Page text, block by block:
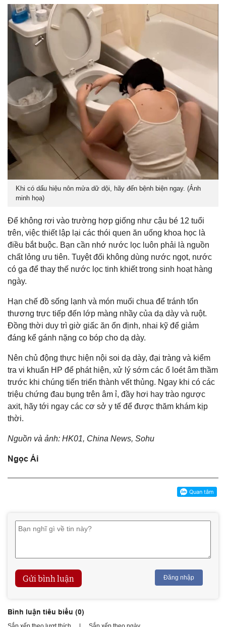
Khi có dấu hiệu nôn mửa dữ dội, hãy đến bệnh biện ngay. (Ảnh
minh họa)
Để không rơi vào trường hợp giống như cậu bé 12 tuổi
trên, việc thiết lập lại các thói quen ăn uống khoa học là
điều bắt buộc. Bạn cần nhớ nước lọc luôn phải là nguồn
chất lỏng ưu tiên. Tuyệt đối không dùng nước ngọt, nước
có ga để thay thế nước lọc tinh khiết trong sinh hoạt hàng
ngày.
Hạn chế đồ sống lạnh và món muối chua để tránh tổn
thương trực tiếp đến lớp màng nhầy của dạ dày và ruột.
Đồng thời duy trì giờ giấc ăn ổn định, nhai kỹ để giảm
đáng kể gánh nặng co bóp cho dạ dày.
Nên chủ động thực hiện nội soi dạ dày, đại tràng và kiểm
tra vi khuẩn HP để phát hiện, xử lý sớm các ổ loét âm thầm
trước khi chúng tiến triển thành vết thủng. Ngay khi có các
triệu chứng đau bụng trên âm ỉ, đầy hơi hay trào ngược
axit, hãy tới ngay các cơ sở y tế để được thăm khám kịp
thời.
Nguồn và ảnh: HK01, China News, Sohu
Ngọc Ái
Gửi bình luận Đăng nhập
Bình luận tiêu biểu (0)